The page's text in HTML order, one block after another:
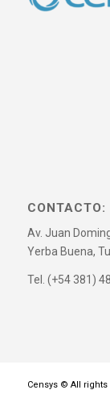
CONTACTO:
Av. Juan
Yerba Buena,
Tel. (+54 381)
Censys © All rights